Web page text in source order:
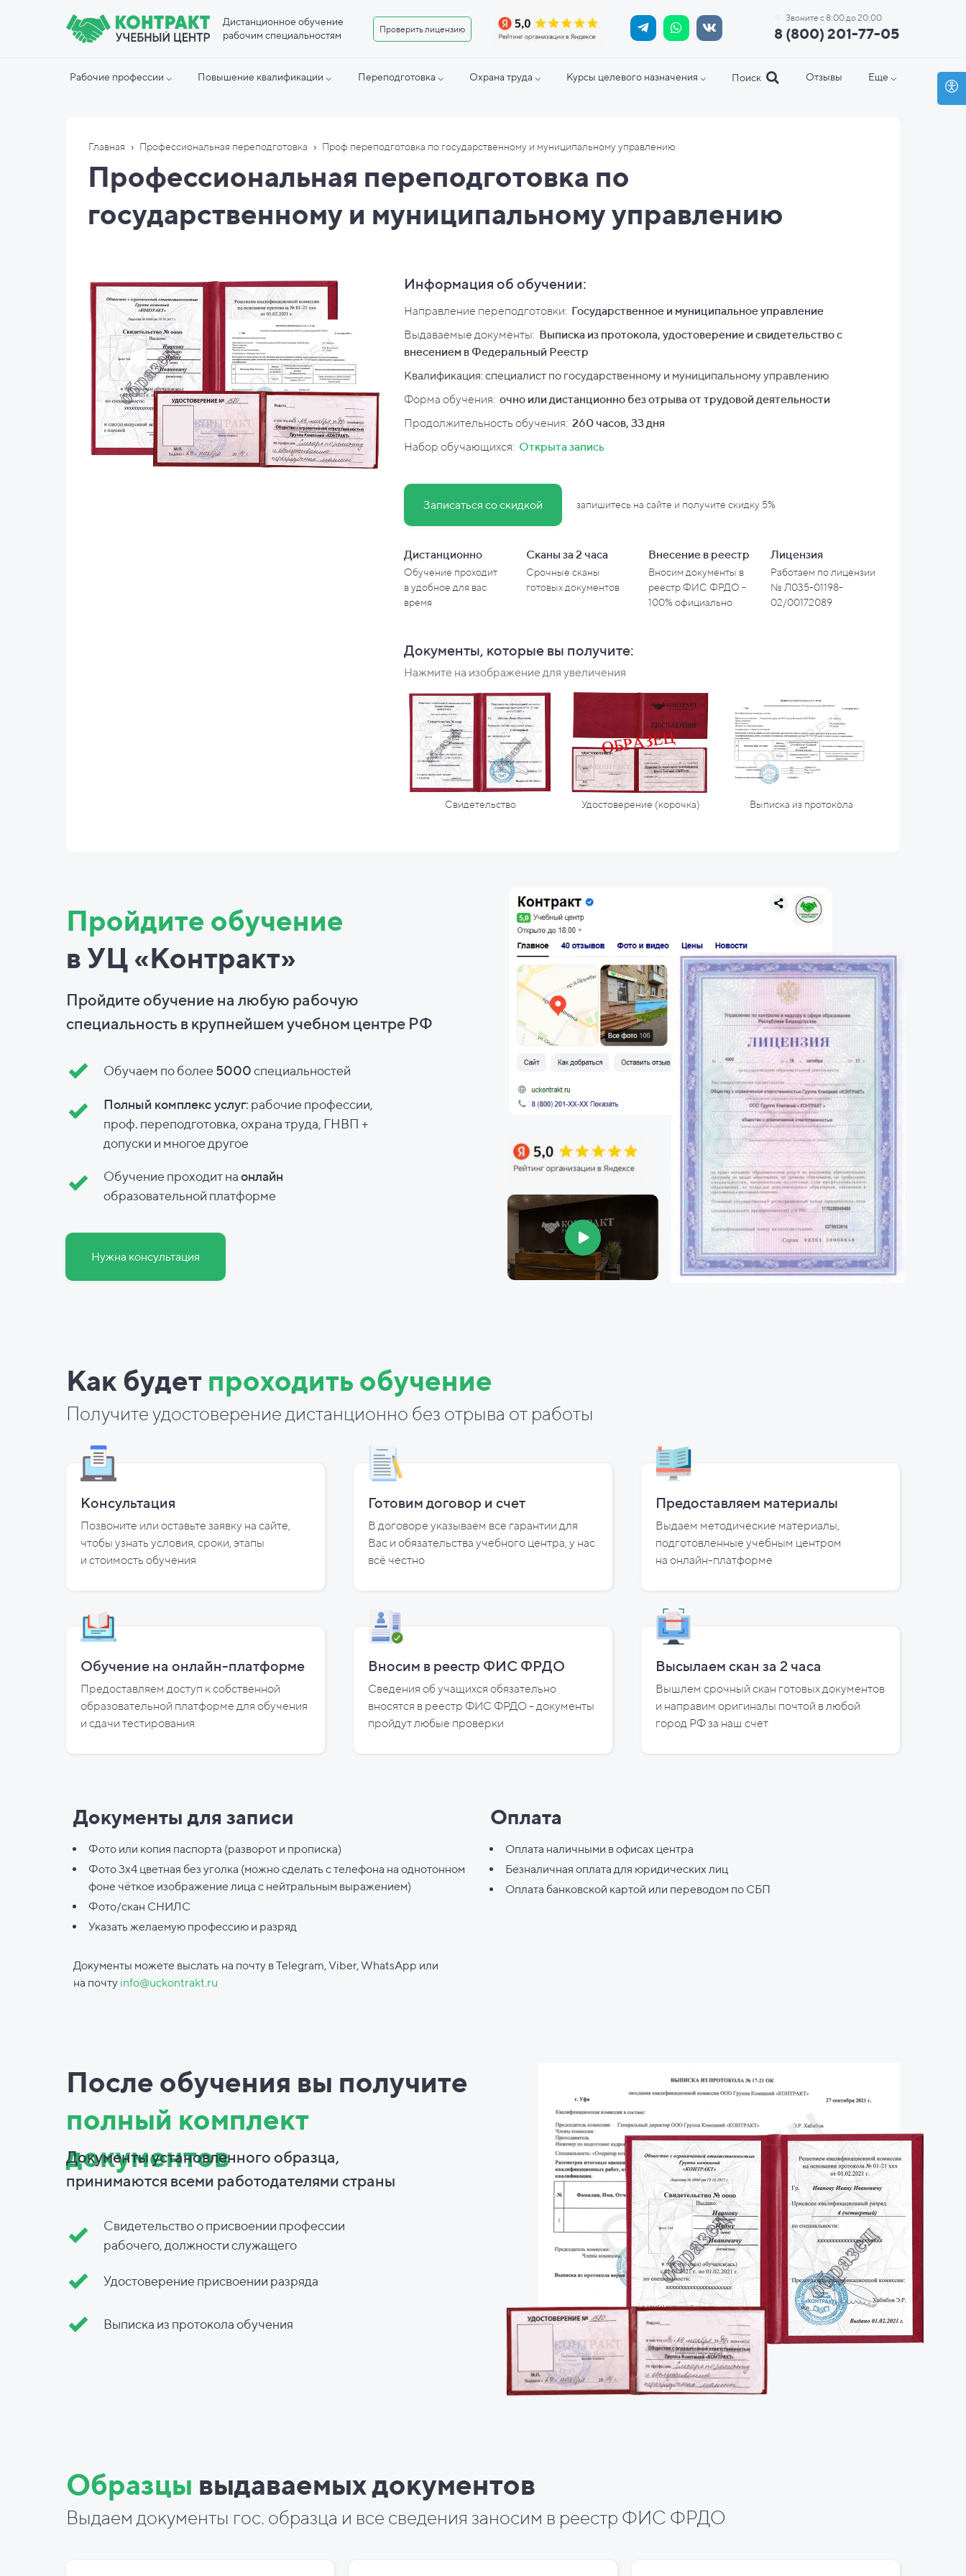
8 (800) 201-77-05
Проверить лицензию
Звоните с 8:00 до 20:00
Дистанционное обучение
рабочим специальностям
Рабочие профессии ⌵ Повышение квалификации ⌵ Переподготовка ⌵ Охрана труда ⌵ Курсы целевого назначения ⌵ Поиск Отзывы Еще ⌵
Главная › Профессиональная переподготовка › Проф переподготовка по государственному и муниципальному управлению
Профессиональная переподготовка по
государственному и муниципальному управлению
Информация об обучении:
Направление переподготовки: Государственное и муниципальное управление
Выдаваемые документы: Выписка из протокола, удостоверение и свидетельство с
внесением в Федеральный Реестр
Квалификация: специалист по государственному и муниципальному управлению
Форма обучения: очно или дистанционно без отрыва от трудовой деятельности
Продолжительность обучения: 260 часов, 33 дня
Набор обучающихся: Открыта запись
Записаться со скидкой запишитесь на сайте и получите скидку 5%
Дистанционно
Обучение проходит
вудобное для вас
время
Сканы за 2 часа
Срочные сканы
готовых документов
Внесение в реестр
Вносим документы в
реестр ФИС ФРДО -
100% официально
Лицензия
Работаем по лицензии
№ Л035-01198-
02/00172089
Документы, которые вы получите:
Нажмите на изображение для увеличения
Свидетельство Удостоверение (корочка) Выписка из протокола
Пройдите обучение
в УЦ «Контракт»
Нужна консультация
Пройдите обучение на любую рабочую
специальность вкрупнейшем учебном центре РФ
Обучаем по более 5000специальностей
Обучение проходит наонлайн
образовательной платформе
Полный комплекс услуг: рабочие профессии,
проф. переподготовка, охрана труда, ГНВП +
допуски и многое другое
Как будет проходить обучение
Получите удостоверение дистанционно без отрыва от работы
Консультация
Позвоните или оставьте заявку на сайте,
чтобы узнать условия, сроки, этапы
и стоимость обучения
Готовим договор и счет
В договоре указываем все гарантии для
Вас и обязательства учебного центра, у нас
всё честно
Предоставляем материалы
Выдаем методические материалы,
подготовленные учебным центром
на онлайн-платформе
Обучение на онлайн-платформе
Предоставляем доступ к собственной
образовательной платформе для обучения
и сдачи тестирования
Вносим в реестр ФИС ФРДО
Сведения об учащихся обязательно
вносятся в реестр ФИС ФРДО - документы
пройдут любые проверки
Высылаем скан за 2 часа
Вышлем срочный скан готовых документов
и направим оригиналы почтой в любой
город РФ за наш счет
Документы для записи
Фото или копия паспорта (разворот и прописка)
Фото 3х4 цветная без уголка (можно сделать с телефона на однотонном
фоне чёткое изображение лица с нейтральным выражением)
Фото/скан СНИЛС
Указать желаемую профессию и разряд
Документы можете выслать на почту в Telegram, Viber, WhatsApp или
на почту info@uckontrakt.ru
Оплата
Оплата наличными в офисах центра
Безналичная оплата для юридических лиц
Оплата банковской картой или переводом по СБП
После обучения вы получите
полный комплект
документов
Документы установленного образца,
принимаются всеми работодателями страны
Свидетельство о присвоении профессии
рабочего, должности служащего
Удостоверение присвоении разряда
Выписка из протокола обучения
Образцы выдаваемых документов
Выдаем документы гос. образца и все сведения заносим в реестр ФИС ФРДО